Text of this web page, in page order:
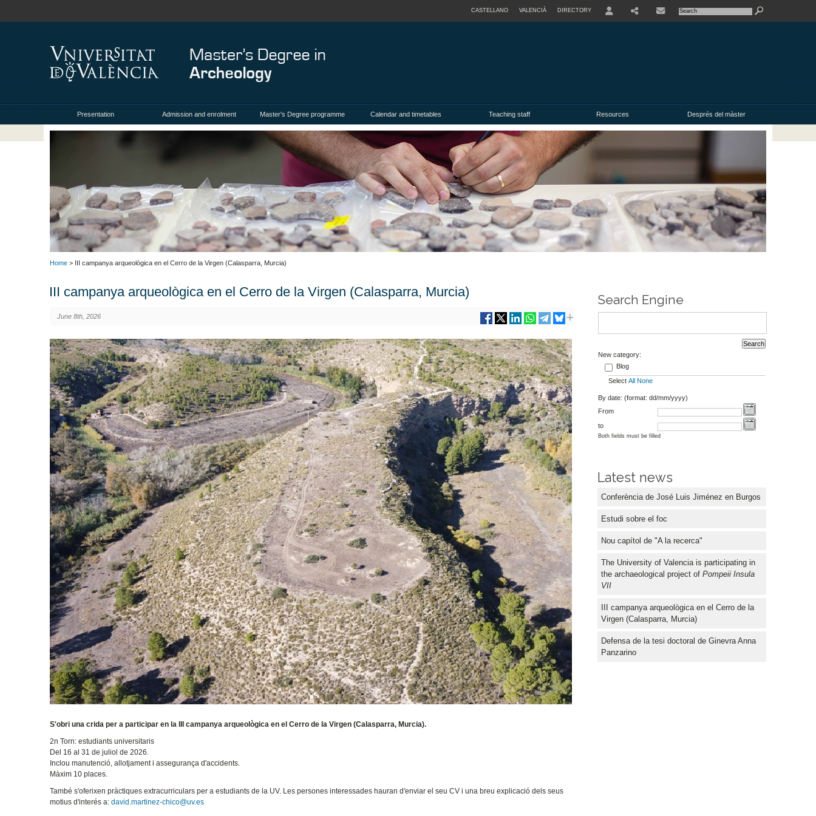
CASTELLANO VALENCIÀ DIRECTORY
Presentation Admission and enrolment Master's Degree programme Calendar and timetables Teaching staff Resources Després del màster
Home > III campanya arqueològica en el Cerro de la Virgen (Calasparra, Murcia)
III campanya arqueològica en el Cerro de la Virgen (Calasparra, Murcia)
June 8th, 2026
S'obri una crida per a participar en la III campanya arqueològica en el Cerro de la Virgen (Calasparra, Murcia).
2n Torn: estudiants universitaris
Del 16 al 31 de juliol de 2026.
Inclou manutenció, allotjament i assegurança d'accidents.
Màxim 10 places.
També s'oferixen pràctiques extracurriculars per a estudiants de la UV. Les persones interessades hauran d'enviar el seu CV i una breu explicació dels seus
motius d'interés a:david.martinez-chico@uv.es
Search Engine
New category:
Blog
Select All None
By date: (format: dd/mm/yyyy)
From
to
Both fields must be filled
Latest news
Conferència de José Luis Jiménez en Burgos
Estudi sobre el foc
Nou capítol de "A la recerca"
The University of Valencia is participating in
the archaeological project of Pompeii Insula
VII
III campanya arqueològica en el Cerro de la
Virgen (Calasparra, Murcia)
Defensa de la tesi doctoral de Ginevra Anna
Panzarino